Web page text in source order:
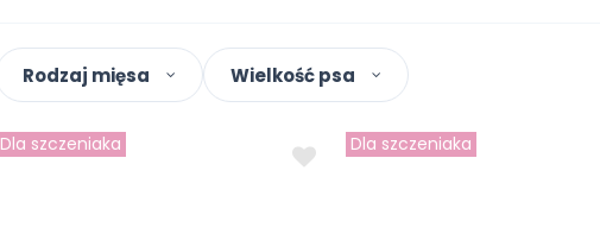
Rodzaj mięsa Wielkość psa
Dla szczeniaka Dla szczeniaka